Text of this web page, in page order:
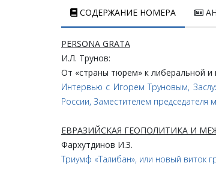
СОДЕРЖАНИЕ НОМЕРА
PERSONA GRATA
И.Л. Трунов:
От «страны тюрем» к либеральной и
Интервью с Игорем Труновым,
России, Заместителем
ЕВРАЗИЙСКАЯ ГЕОПОЛИТИКА И
Фархутдинов И.З.
Триумф «Талибан», или новый виток